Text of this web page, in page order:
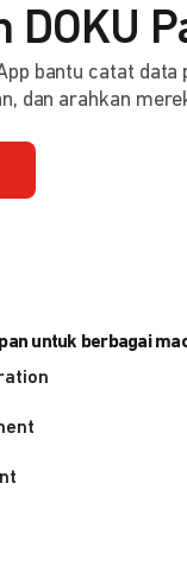
DOKU
bantu catat data
dan arahkan
untuk berbagai